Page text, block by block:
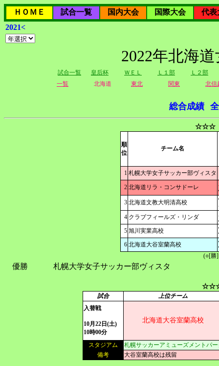
ＨＯＭＥ 試合一覧 国内大会 国際大会
代表
2021<
2022年北海
試合一覧 皇后杯 ＷＥＬ Ｌ１部
Ｌ２部
一覧
北海道 東北 関東 北信
総合成績
☆☆☆
順
位
チーム名
1 札幌大学女子サッカー部ヴィスタ
2 北海道リラ・コンサドーレ
3 北海道文教大明清高校
4 クラブフィールズ・リンダ
5 旭川実業高校
6 北海道大谷室蘭高校
(○[勝
優勝 札幌大学女子サッカー部ヴィスタ
試合
上位チーム
入替戦
10月22日(土)
10時00分
北海道大谷室蘭高校
スタジアム
札幌サッカーアミューズメントパ
備考
大谷室蘭高校は残留